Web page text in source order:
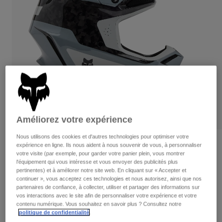
Pantalons
Shorts
Vestes
Gants
Protections
Masques
Chaussettes
Accessoires
Pièces de rechange
Gants
Vestes
Protections
Sacs et accessoires
Pièces de rechange
Chemises
Voir tout
Femme
T-shirts et tops
Sweats et Pulls
Vestes
Pantalons
Chemises
Voir tout
Enfants
Protections
Masques
Chaussettes
Voir tout
Moto
Casques
Maillots
Pantalons
Bottes
Protections
Gants
Masques
Avis
Casque V3 RS Infinite
Article n°32993-276-XS
629,99 €
Améliorez votre expérience
Nous utilisons des cookies et d'autres technologies pour optimiser votre
expérience en ligne. Ils nous aident à nous souvenir de vous, à personnaliser
votre visite (par exemple, pour garder votre panier plein, vous montrer
l'équipement qui vous intéresse et vous envoyer des publicités plus
pertinentes) et à améliorer notre site web. En cliquant sur « Accepter et
continuer », vous acceptez ces technologies et nous autorisez, ainsi que nos
partenaires de confiance, à collecter, utiliser et partager des informations sur
vos interactions avec le site afin de personnaliser votre expérience et votre
contenu numérique. Vous souhaitez en savoir plus ? Consultez notre
politique de confidentialité